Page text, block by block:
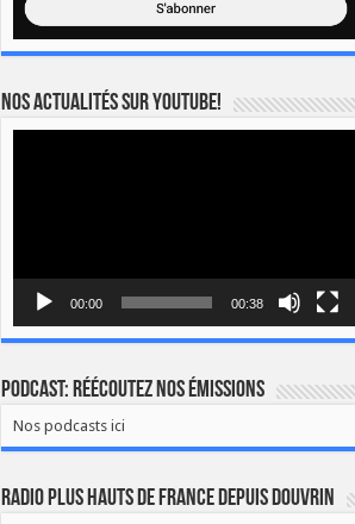
Nos actualités sur YOUTUBE!
00:00 00:38
Podcast: Réécoutez nos émissions
Nos podcasts ici
Radio Plus Hauts de France depuis Douvrin